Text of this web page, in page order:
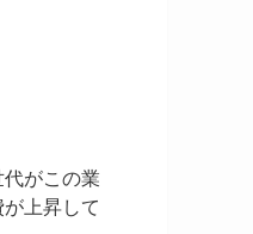
がこの業
上昇して